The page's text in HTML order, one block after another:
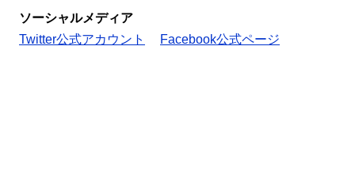
ソーシャルメディア
Twitter公式アカウント
Facebook公式ページ